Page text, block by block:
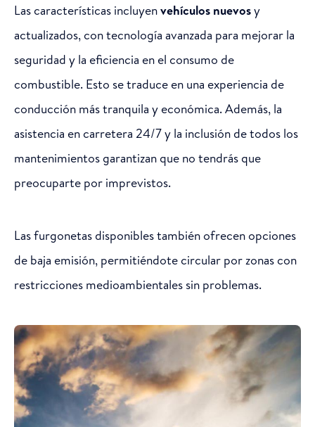
Las características incluyenvehículos nuevosy
actualizados, con tecnología avanzada para mejorar la
seguridad y la eficiencia en el consumo de
combustible. Esto se traduce en una experiencia de
conducción más tranquila y económica. Además, la
asistencia en carretera 24/7 y la inclusión de todos los
mantenimientos garantizan que no tendrás que
preocuparte por imprevistos.
Las furgonetas disponibles también ofrecen opciones
de baja emisión, permitiéndote circular por zonas con
restricciones medioambientales sin problemas.